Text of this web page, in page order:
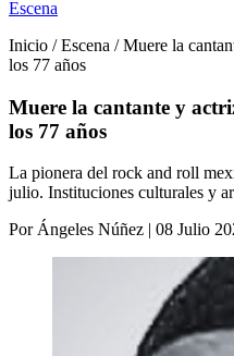
Escena
Inicio / Escena / Muere la
los 77 años
Muere la cantante y
los 77 años
La pionera del rock and roll
julio. Instituciones culturales y
Por Ángeles Núñez | 08 Julio